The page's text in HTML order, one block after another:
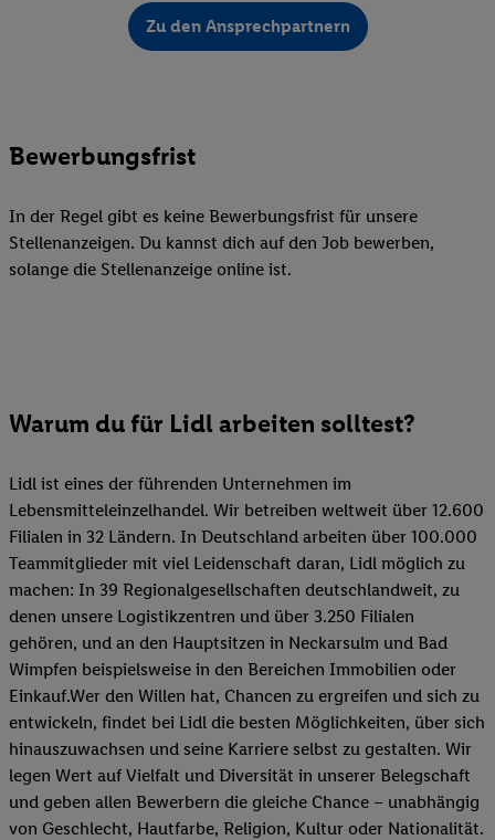
Zu den Ansprechpartnern
Bewerbungsfrist
In der Regel gibt es keine Bewerbungsfrist für unsere
Stellenanzeigen. Du kannst dich auf den Job bewerben,
solange die Stellenanzeige online ist.
Warum du für Lidl arbeiten solltest?
Lidl ist eines der führenden Unternehmen im
Lebensmitteleinzelhandel. Wir betreiben weltweit über 12.600
Filialen in 32 Ländern. In Deutschland arbeiten über 100.000
Teammitglieder mit viel Leidenschaft daran, Lidl möglich zu
machen: In 39 Regionalgesellschaften deutschlandweit, zu
denen unsere Logistikzentren und über 3.250 Filialen
gehören, und an den Hauptsitzen in Neckarsulm und Bad
Wimpfen beispielsweise in den Bereichen Immobilien oder
Einkauf.Wer den Willen hat, Chancen zu ergreifen und sich zu
entwickeln, findet bei Lidl die besten Möglichkeiten, über sich
hinauszuwachsen und seine Karriere selbst zu gestalten. Wir
legen Wert auf Vielfalt und Diversität in unserer Belegschaft
und geben allen Bewerbern die gleiche Chance – unabhängig
von Geschlecht, Hautfarbe, Religion, Kultur oder Nationalität.